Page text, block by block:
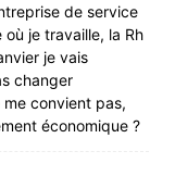
de service
je travaille, la Rh
je vais
changer
me convient pas,
économique ?